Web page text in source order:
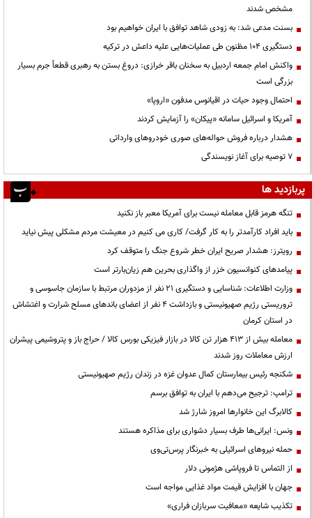
مشخص شدند
بسنت مدعی شد: به زودی شاهد توافق با ایران خواهیم بود
دستگیری ۱۰۴ مظنون طی عملیات‌هایی علیه داعش در ترکیه
واکنش امام جمعه اردبیل به سخنان باقر خرازی: دروغ بستن به رهبری قطعاً جرم بسیار
بزرگی است
احتمال وجود حیات در اقیانوس مدفون «اروپا»
آمریکا و اسرائیل سامانه «پیکان» را آزمایش کردند
هشدار درباره فروش حواله‌های صوری خودروهای وارداتی
۷ توصیه برای آغاز نویسندگی
پربازدید ها
تنگه هرمز قابل معامله نیست برای آمریکا معبر باز نکنید
باید افراد کارآمدتر را به کار گرفت/ کاری می کنیم در معیشت مردم مشکلی پیش نیاید
رویترز: هشدار صریح ایران خطر شروع جنگ را متوقف کرد
پیامدهای کنوانسیون خزر از واگذاری بحرین هم زیان‌بارتر است
وزارت اطلاعات: شناسایی و دستگیری ۲۱ نفر از مزدوران مرتبط با سازمان جاسوسی و
تروریستی رژیم صهیونیستی و بازداشت ۴ نفر از اعضای باندهای مسلح شرارت و اغتشاش
در استان کرمان
معامله بیش از ۴۱۳ هزار تن کالا در بازار فیزیکی بورس کالا / حراج باز و پتروشیمی پیشران
ارزش معاملات روز شدند
شکنجه رئیس بیمارستان کمال عدوان غزه در زندان رژیم صهیونیستی
ترامپ: ترجیح می‌دهم با ایران به توافق برسم
کالابرگ این خانوارها امروز شارژ شد
ونس: ایرانی‌ها طرف بسیار دشواری برای مذاکره هستند
حمله نیروهای اسرائیلی به خبرنگار پرس‌تی‌وی
از التماس تا فروپاشی هژمونی دلار
جهان با افزایش قیمت مواد غذایی مواجه است
تکذیب شایعه «معافیت سربازان فراری»